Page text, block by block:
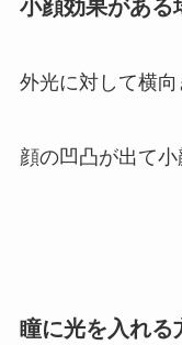
小顔効果がある
外光に対して横向
顔の凹凸が出て小
瞳に光を入れる